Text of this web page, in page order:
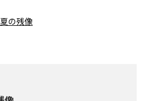
の残像